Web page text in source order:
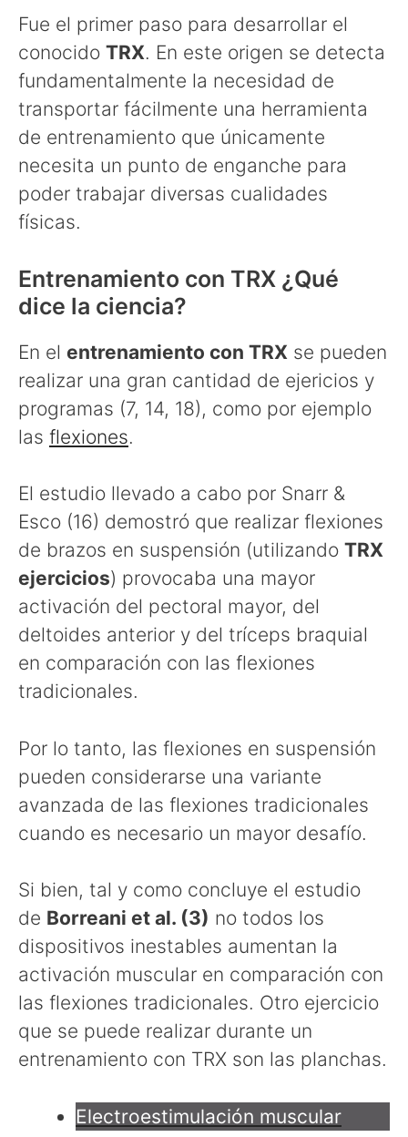
Fue el primer paso para desarrollar el
conocido TRX. En este origen se detecta
fundamentalmente la necesidad de
transportar fácilmente una herramienta
de entrenamiento que únicamente
necesita un punto de enganche para
poder trabajar diversas cualidades
físicas.
Entrenamiento con TRX ¿Qué
dice la ciencia?
En el entrenamiento con TRX se pueden
realizar una gran cantidad de ejericios y
programas (7, 14, 18), como por ejemplo
las flexiones.
El estudio llevado a cabo por Snarr &
Esco (16) demostró que realizar flexiones
de brazos en suspensión (utilizando TRX
ejercicios) provocaba una mayor
activación del pectoral mayor, del
deltoides anterior y del tríceps braquial
en comparación con las flexiones
tradicionales.
Por lo tanto, las flexiones en suspensión
pueden considerarse una variante
avanzada de las flexiones tradicionales
cuando es necesario un mayor desafío.
Si bien, tal y como concluye el estudio
de Borreani et al. (3) no todos los
dispositivos inestables aumentan la
activación muscular en comparación con
las flexiones tradicionales. Otro ejercicio
que se puede realizar durante un
entrenamiento con TRX son las planchas.
Electroestimulación muscular